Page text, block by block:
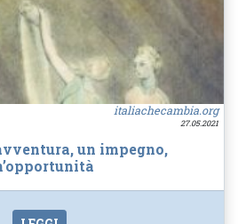
italiachecambia.org
27.05.2021
un impegno,